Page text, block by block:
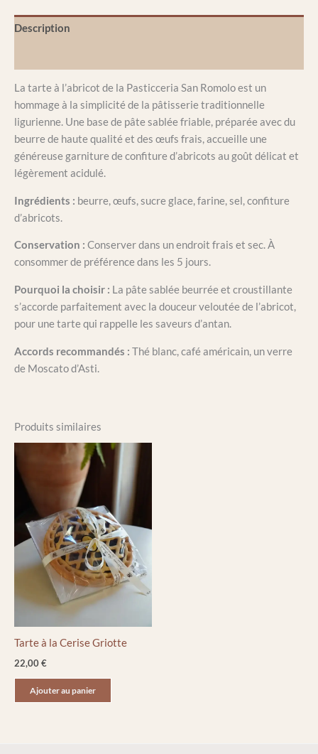
Description
La tarte à l’abricot de la Pasticceria San Romolo est un
hommage à la simplicité de la pâtisserie traditionnelle
ligurienne. Une base de pâte sablée friable, préparée avec du
beurre de haute qualité et des œufs frais, accueille une
généreuse garniture de confiture d’abricots au goût délicat et
légèrement acidulé.
Ingrédients : beurre, œufs, sucre glace, farine, sel, confiture
d’abricots.
Conservation : Conserver dans un endroit frais et sec. À
consommer de préférence dans les 5 jours.
Pourquoi la choisir : La pâte sablée beurrée et croustillante
s’accorde parfaitement avec la douceur veloutée de l’abricot,
pour une tarte qui rappelle les saveurs d’antan.
Accords recommandés : Thé blanc, café américain, un verre
de Moscato d’Asti.
Produits similaires
Tarte à la Cerise Griotte
22,00€
Ajouter au panier